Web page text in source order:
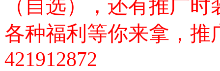
（自选），还有推广时
各种福利等你来拿，推
421912872